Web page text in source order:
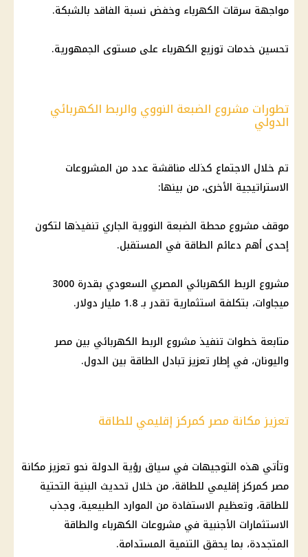
مواجهة سرقات الكهرباء وخفض نسبة الفاقد بالشبكة.
تحسين خدمات توزيع الكهرباء على مستوى الجمهورية.
تطورات مشروع الضبعة النووي والربط الكهربائي
الدولي
تم خلال الاجتماع كذلك مناقشة عدد من المشروعات
الاستراتيجية الأخرى، من بينها:
موقف مشروع محطة الضبعة النووية الجاري تنفيذها لتكون
إحدى أهم دعائم الطاقة في المستقبل.
مشروع الربط الكهربائي المصري السعودي بقدرة 3000
ميجاوات، بتكلفة استثمارية تقدر بـ 1.8 مليار دولار.
متابعة خطوات تنفيذ مشروع الربط الكهربائي بين مصر
واليونان، في إطار تعزيز تبادل الطاقة بين الدول.
تعزيز مكانة مصر كمركز إقليمي للطاقة
وتأتي هذه التوجيهات في سياق رؤية الدولة نحو تعزيز مكانة
مصر كمركز إقليمي للطاقة، من خلال تحديث البنية التحتية
للطاقة، وتعظيم الاستفادة من الموارد الطبيعية، وجذب
الاستثمارات الأجنبية في مشروعات الكهرباء والطاقة
المتجددة، بما يحقق التنمية المستدامة.